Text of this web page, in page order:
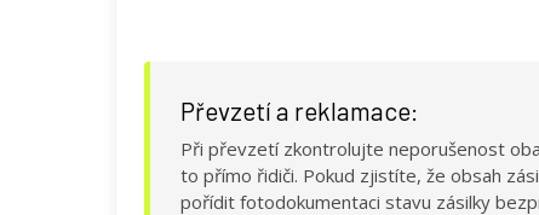
Převzetí a reklamace:
Při převzetí zkontrolujte neporušenost
to přímo řidiči. Pokud zjistíte, že obsah
pořídit fotodokumentaci stavu zásilky